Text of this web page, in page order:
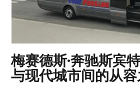
梅赛德斯·奔驰斯宾
与现代城市间的从